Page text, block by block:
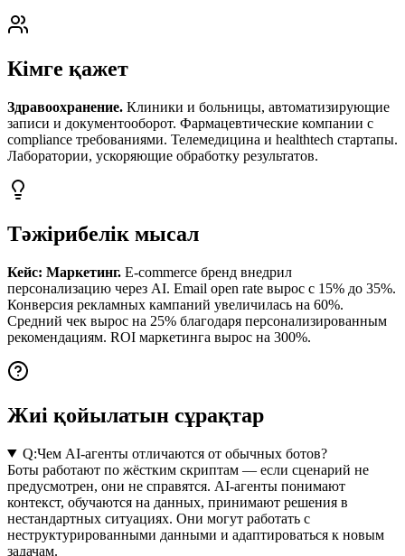
Кімге қажет
Здравоохранение. Клиники и больницы, автоматизирующие
записи и документооборот. Фармацевтические компании с
compliance требованиями. Телемедицина и healthtech стартапы.
Лаборатории, ускоряющие обработку результатов.
Тәжірибелік мысал
Кейс: Маркетинг. E-commerce бренд внедрил
персонализацию через AI. Email open rate вырос с 15% до 35%.
Конверсия рекламных кампаний увеличилась на 60%.
Средний чек вырос на 25% благодаря персонализированным
рекомендациям. ROI маркетинга вырос на 300%.
Жиі қойылатын сұрақтар
Q:Чем AI-агенты отличаются от обычных ботов?
Боты работают по жёстким скриптам — если сценарий не
предусмотрен, они не справятся. AI-агенты понимают
контекст, обучаются на данных, принимают решения в
нестандартных ситуациях. Они могут работать с
неструктурированными данными и адаптироваться к новым
задачам.